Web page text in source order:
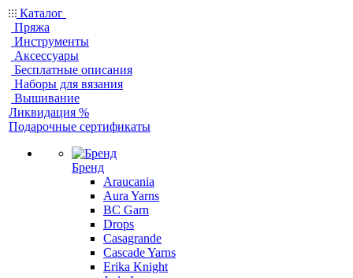
Каталог
Пряжа
Инструменты
Аксессуары
Бесплатные описания
Наборы для вязания
Вышивание
Ликвидация %
Подарочные сертификаты
Бренд
Araucania
Aura Yarns
BC Garn
Drops
Casagrande
Cascade Yarns
Erika Knight